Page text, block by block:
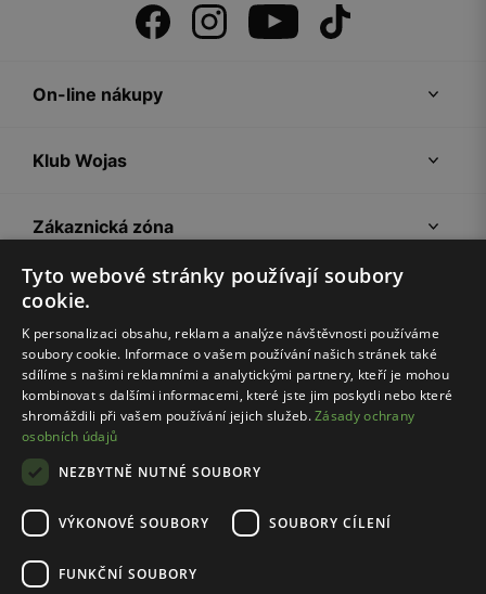
On-line nákupy
Klub Wojas
Zákaznická zóna
Společnost Wojas
Rady
Nastavení cookies
Tyto webové stránky používají soubory
cookie.
K personalizaci obsahu, reklam a analýze návštěvnosti používáme
soubory cookie. Informace o vašem používání našich stránek také
sdílíme s našimi reklamními a analytickými partnery, kteří je mohou
kombinovat s dalšími informacemi, které jste jim poskytli nebo které
shromáždili při vašem používání jejich služeb.Zásady ochrany
osobních údajů
NEZBYTNĚ NUTNÉ SOUBORY
VÝKONOVÉ SOUBORY SOUBORY CÍLENÍ
FUNKČNÍ SOUBORY